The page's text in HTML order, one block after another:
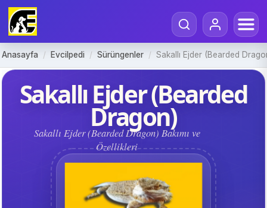
Anasayfa / Evcilpedi / Sürüngenler / Sakallı Ejder (Bearded
Sakallı Ejder (Bearded
Dragon)
Sakallı Ejder (Bearded Dragon) Bakımı ve
Özellikleri